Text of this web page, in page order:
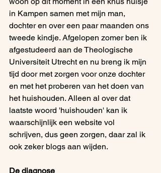
in Kampen samen met mijn man,
dochter en over een paar maanden ons
tweede kindje. Afgelopen zomer ben ik
afgestudeerd aan de Theologische
Universiteit Utrecht en nu breng ik mijn
tijd door met zorgen voor onze dochter
en met het proberen van het doen van
het huishouden. Alleen al over dat
laatste woord 'huishouden' kan ik
waarschijnlijk een website vol
schrijven, dus geen zorgen, daar zal ik
ook zeker blogs aan wijden.
De diagnose